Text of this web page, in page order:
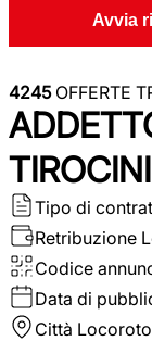
Avvia
4245OFFERTE
Tipo di
Retribuzione
Codice
Data di
Città